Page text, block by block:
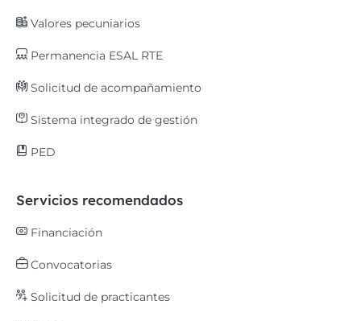
Valores pecuniarios
Permanencia ESAL RTE
Solicitud de acompañamiento
Sistema integrado de gestión
PED
Servicios recomendados
Financiación
Convocatorias
Solicitud de practicantes